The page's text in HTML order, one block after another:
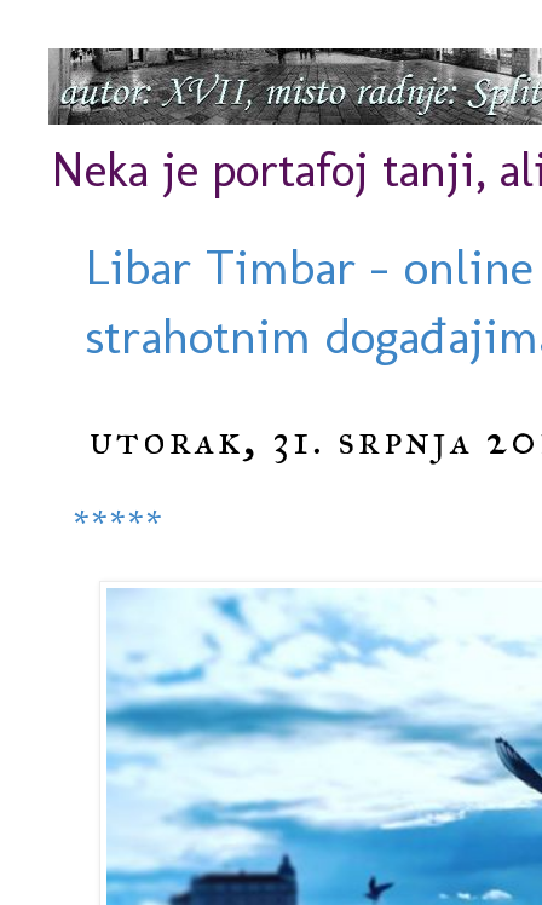
Neka je portafoj tanji,
Libar Timbar -
strahotnim
utorak, 31. srpnja
*****